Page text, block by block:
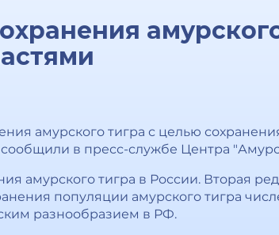
амурского тигра с целью
в пресс-службе Центра
амурского тигра в России. Вторая
популяции амурского тигра
разнообразием в РФ.